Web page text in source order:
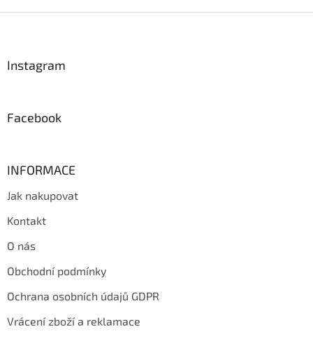
Instagram
Facebook
INFORMACE
Jak nakupovat
Kontakt
O nás
Obchodní podmínky
Ochrana osobních údajů GDPR
Vrácení zboží a reklamace